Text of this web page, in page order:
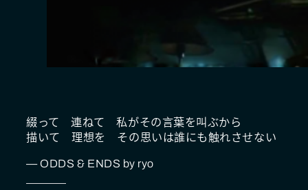
綴って 連ねて 私がその言葉を叫ぶから
描いて 理想を その思いは誰にも触れさせない
— ODDS & ENDS by ryo